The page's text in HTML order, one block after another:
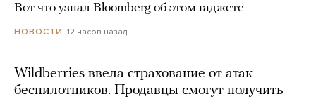
Вот что узнал Bloomberg об этом гаджете
НОВОСТИ 12 часов назад
Wildberries ввела страхование от атак
беспилотников. Продавцы смогут получить